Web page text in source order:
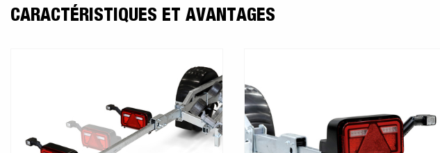
CARACTÉRISTIQUES ET AVANTAGES